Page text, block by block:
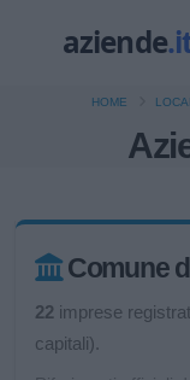
HOME
Comune
22 imprese
capitali).